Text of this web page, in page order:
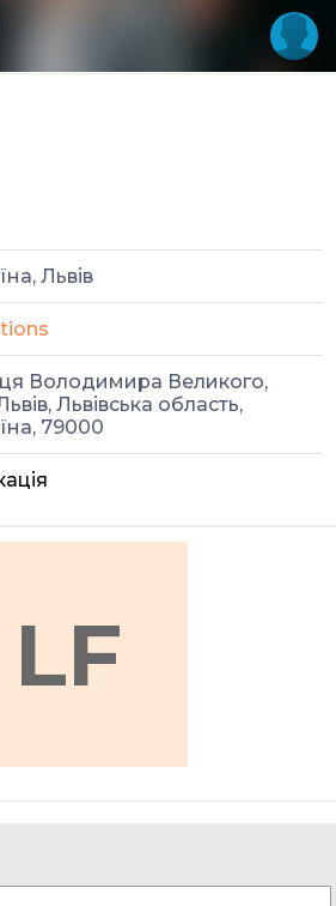
Львів
Володимира Великого,
Львівська область,
79000
LF